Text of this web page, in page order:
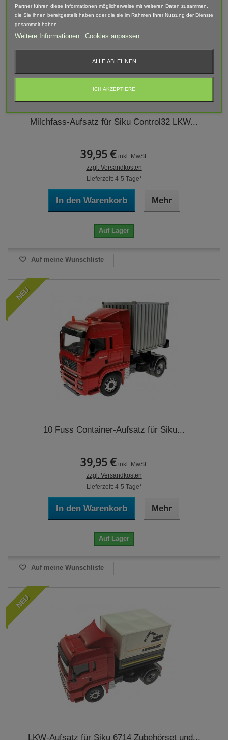
Milchfass-Aufsatz für Siku Control32 LKW...
39,95 € inkl. MwSt.
zzgl. Versandkosten
Lieferzeit: 4-5 Tage*
In den Warenkorb Mehr
Auf Lager
Auf meine Wunschliste
NEU
10 Fuss Container-Aufsatz für Siku...
39,95 € inkl. MwSt.
zzgl. Versandkosten
Lieferzeit: 4-5 Tage*
In den Warenkorb Mehr
Auf Lager
Auf meine Wunschliste
NEU
LKW-Aufsatz für Siku 6714 Zubehörset und...
Partner führen diese Informationen möglicherweise mit weiteren Daten zusammen,
die Sie ihnen bereitgestellt haben oder die sie im Rahmen Ihrer Nutzung der Dienste
gesammelt haben.
Weitere Informationen Cookies anpassen
ALLE ABLEHNEN
ICH AKZEPTIERE